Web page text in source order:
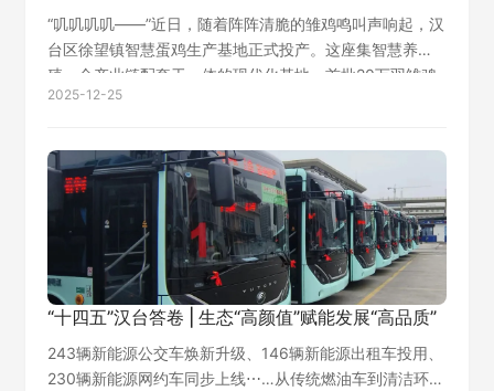
“叽叽叽叽——”近日，随着阵阵清脆的雏鸡鸣叫声响起，汉
台区徐望镇智慧蛋鸡生产基地正式投产。这座集智慧养
殖、全产业链配套于一体的现代化基地，首批20万羽雏鸡
率先“安家落户”。 走进基地标准化生产车间，现代化养殖
2025-12-25
“十四五”汉台答卷 | 生态“高颜值”赋能发展“高品质”
243辆新能源公交车焕新升级、146辆新能源出租车投用、
230辆新能源网约车同步上线⋯…从传统燃油车到清洁环保